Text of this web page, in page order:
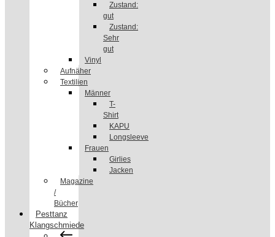
Zustand:
gut
Zustand:
Sehr
gut
Vinyl
Aufnäher
Textilien
Männer
T-
Shirt
KAPU
Longsleeve
Frauen
Girlies
Jacken
Magazine
/
Bücher
Pesttanz
Klangschmiede